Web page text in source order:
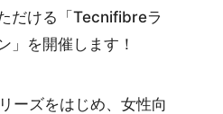
だける「Tecnifibreラ
」を開催します！
ーズをはじめ、女性向